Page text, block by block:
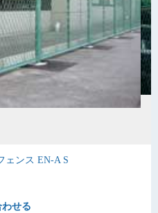
ェンス EN-A S
わせる